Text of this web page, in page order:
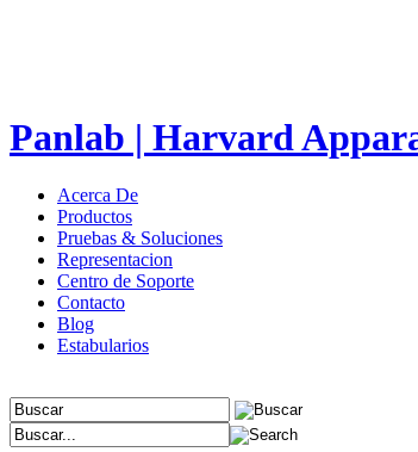
Panlab | Harvard
Acerca De
Productos
Pruebas & Soluciones
Representacion
Centro de Soporte
Contacto
Blog
Estabularios